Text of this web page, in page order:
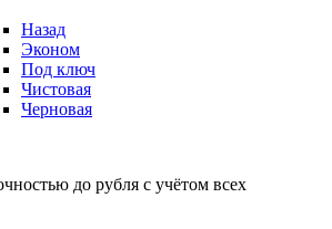
Назад
Эконом
Под ключ
Чистовая
Черновая
до рубля с учётом всех